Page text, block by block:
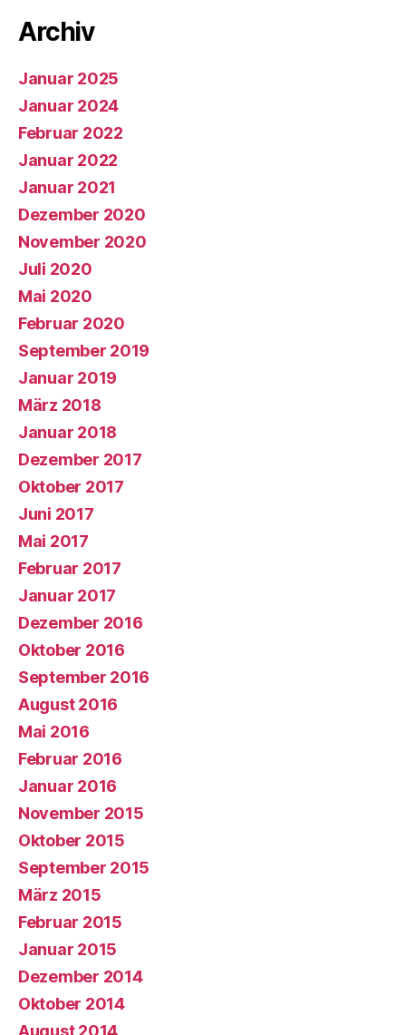
Archiv
Januar 2025
Januar 2024
Februar 2022
Januar 2022
Januar 2021
Dezember 2020
November 2020
Juli 2020
Mai 2020
Februar 2020
September 2019
Januar 2019
März 2018
Januar 2018
Dezember 2017
Oktober 2017
Juni 2017
Mai 2017
Februar 2017
Januar 2017
Dezember 2016
Oktober 2016
September 2016
August 2016
Mai 2016
Februar 2016
Januar 2016
November 2015
Oktober 2015
September 2015
März 2015
Februar 2015
Januar 2015
Dezember 2014
Oktober 2014
August 2014